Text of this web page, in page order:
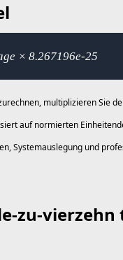
× 8.267196e-25
multiplizieren Sie
auf normierten
Systemauslegung und
zu-vierzehn